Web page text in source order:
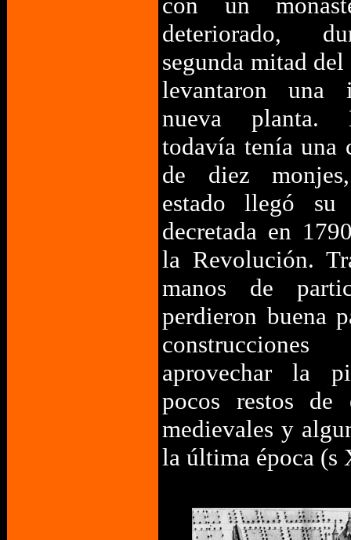
deteriorado,
segunda mitad
levantaron una
nueva planta.
todavía tenía una
de diez
estado llegó su
decretada en
la Revolución.
manos de
perdieron buena
aprovechar la
pocos restos de
medievales y
la última época